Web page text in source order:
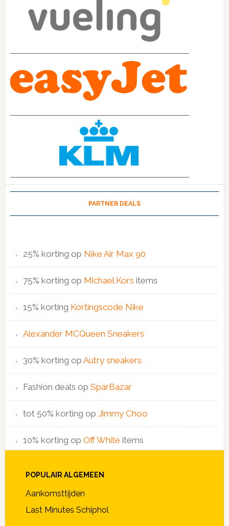
PARTNER DEALS
25% korting op Nike Air Max 90
75% korting op Michael Kors items
15% korting Kortingscode Nike
Alexander MCQueen Sneakers
30% korting op Autry sneakers
Fashion deals op SparBazar
tot 50% korting op Jimmy Choo
10% korting op Off White items
POPULAIR ALGEMEEN
Aankomsttijden
Last Minutes Schiphol